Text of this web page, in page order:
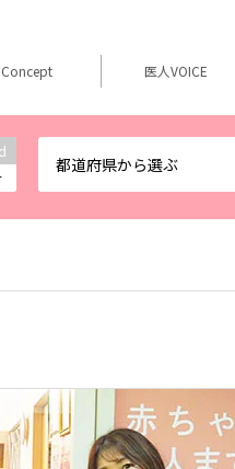
都道府県から選ぶ
Concept 医人VOICE